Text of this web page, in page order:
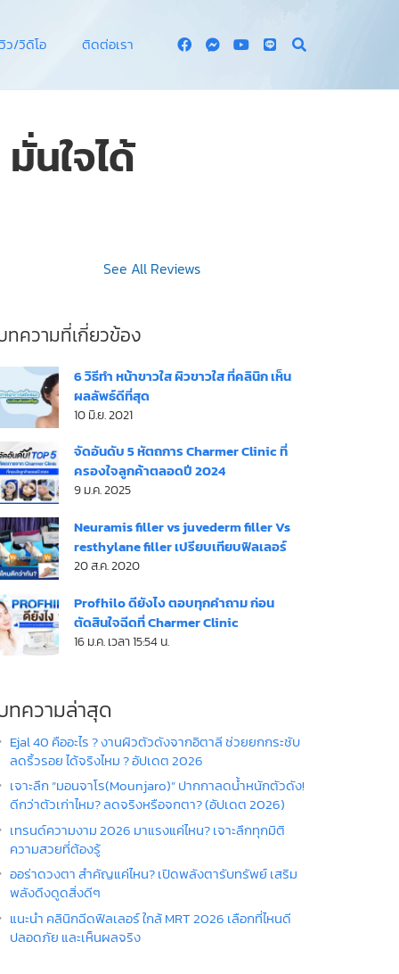
ว/วิดิโอ ติดต่อเรา
นใจได้
See All Reviews
ทความที่เกี่ยวข้อง
6 วิธีทํา หน้าขาวใส ผิวขาวใส ที่คลินิก เห็น
ผลลัพธ์ดีที่สุด
10 มิ.ย. 2021
จัดอันดับ 5 หัตถการ Charmer Clinic ที่
ครองใจลูกค้าตลอดปี 2024
9 ม.ค. 2025
Neuramis filler vs juvederm filler Vs
resthylane filler เปรียบเทียบฟิลเลอร์
20 ส.ค. 2020
Profhilo ดียังไง ตอบทุกคำถาม ก่อน
ตัดสินใจฉีดที่ Charmer Clinic
16 ม.ค. เวลา 15:54 น.
ทความล่าสุด
Ejal 40 คืออะไร ? งานผิวตัวดังจากอิตาลี ช่วยยกกระชับ
ลดริ้วรอย ได้จริงไหม ? อัปเดต 2026
เจาะลึก “มอนจาโร(Mounjaro)” ปากกาลดน้ำหนักตัวดัง!
ดีกว่าตัวเก่าไหม? ลดจริงหรือจกตา? (อัปเดต 2026)
เทรนด์ความงาม 2026 มาแรงแค่ไหน? เจาะลึกทุกมิติ
ความสวยที่ต้องรู้
ออร่าดวงตา สำคัญแค่ไหน? เปิดพลังตารับทรัพย์ เสริม
พลังดึงดูดสิ่งดีๆ
แนะนำ คลินิกฉีดฟิลเลอร์ ใกล้ MRT 2026 เลือกที่ไหนดี
ปลอดภัย และเห็นผลจริง